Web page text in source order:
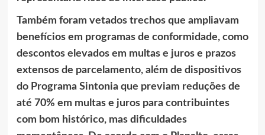
Também foram vetados trechos que ampliavam
benefícios em programas de conformidade, como
descontos elevados em multas e juros e prazos
extensos de parcelamento, além de dispositivos
do Programa Sintonia que previam reduções de
até 70% em multas e juros para contribuintes
com bom histórico, mas dificuldades